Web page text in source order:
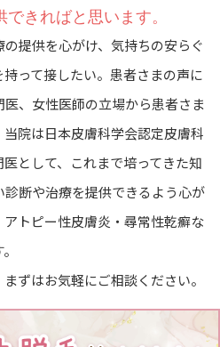
きればと思います。
提供を心がけ、気持ちの安らぐ
って接したい。患者さまの声に
、女性医師の立場から患者さま
院は日本皮膚科学会認定皮膚科
として、これまで培ってきた知
断や治療を提供できるよう心が
トピー性皮膚炎・尋常性乾癬な
ずはお気軽にご相談ください。